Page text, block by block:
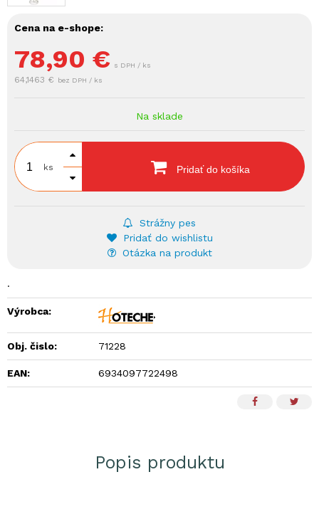
Cena na e-shope:
78,90 € s DPH / ks
64,1463 € bez DPH / ks
Na sklade
ks Pridať do košíka
Strážny pes
Pridať do wishlistu
Otázka na produkt
.
Výrobca:
Obj. čislo: 71228
EAN: 6934097722498
Popis produktu